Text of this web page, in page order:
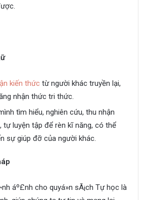
kiến thức từ người khác truyền lại,
nhận thức tri thức.
tìm hiểu, nghiên cứu, thu nhận
tự luyện tập để rèn kĩ năng, có thể
sự giúp đỡ của người khác.